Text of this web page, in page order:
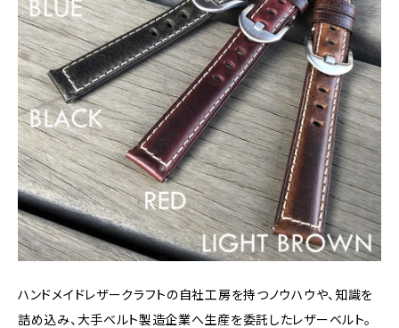
ハンドメイドレザークラフトの自社工房を持つノウハウや、知識を
詰め込み、大手ベルト製造企業へ生産を委託したレザーベルト。